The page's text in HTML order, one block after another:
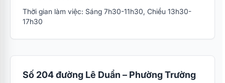
Thời gian làm việc: Sáng 7h30-11h30, Chiều 13h30-
17h30
Số 204 đường Lê Duẩn – Phường Trường